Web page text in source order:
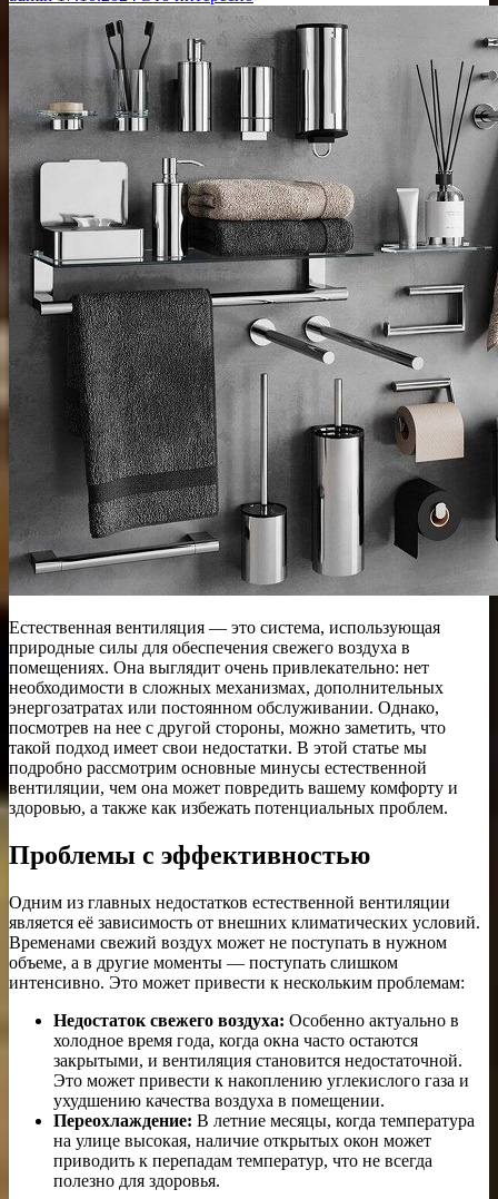
Естественная вентиляция — это система, использующая
природные силы для обеспечения свежего воздуха в
помещениях. Она выглядит очень привлекательно: нет
необходимости в сложных механизмах, дополнительных
энергозатратах или постоянном обслуживании. Однако,
посмотрев на нее с другой стороны, можно заметить, что
такой подход имеет свои недостатки. В этой статье мы
подробно рассмотрим основные минусы естественной
вентиляции, чем она может повредить вашему комфорту и
здоровью, а также как избежать потенциальных проблем.
Проблемы с эффективностью
Одним из главных недостатков естественной вентиляции
является её зависимость от внешних климатических условий.
Временами свежий воздух может не поступать в нужном
объеме, а в другие моменты — поступать слишком
интенсивно. Это может привести к нескольким проблемам:
Недостаток свежего воздуха: Особенно актуально в
холодное время года, когда окна часто остаются
закрытыми, и вентиляция становится недостаточной.
Это может привести к накоплению углекислого газа и
ухудшению качества воздуха в помещении.
Переохлаждение: В летние месяцы, когда температура
на улице высокая, наличие открытых окон может
приводить к перепадам температур, что не всегда
полезно для здоровья.